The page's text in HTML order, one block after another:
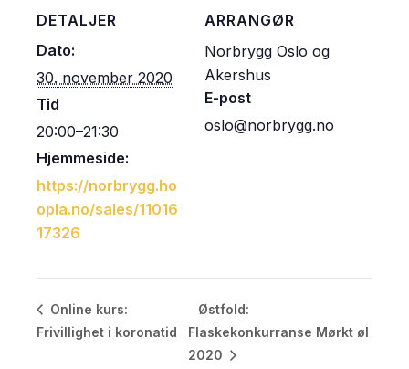
DETALJER
Dato:
30. november 2020
Tid
20:00–21:30
Hjemmeside:
https://norbrygg.ho
opla.no/sales/11016
17326
ARRANGØR
Norbrygg Oslo og
Akershus
E-post
oslo@norbrygg.no
Online kurs:
Frivillighet i koronatid
Østfold:
Flaskekonkurranse Mørkt øl
2020